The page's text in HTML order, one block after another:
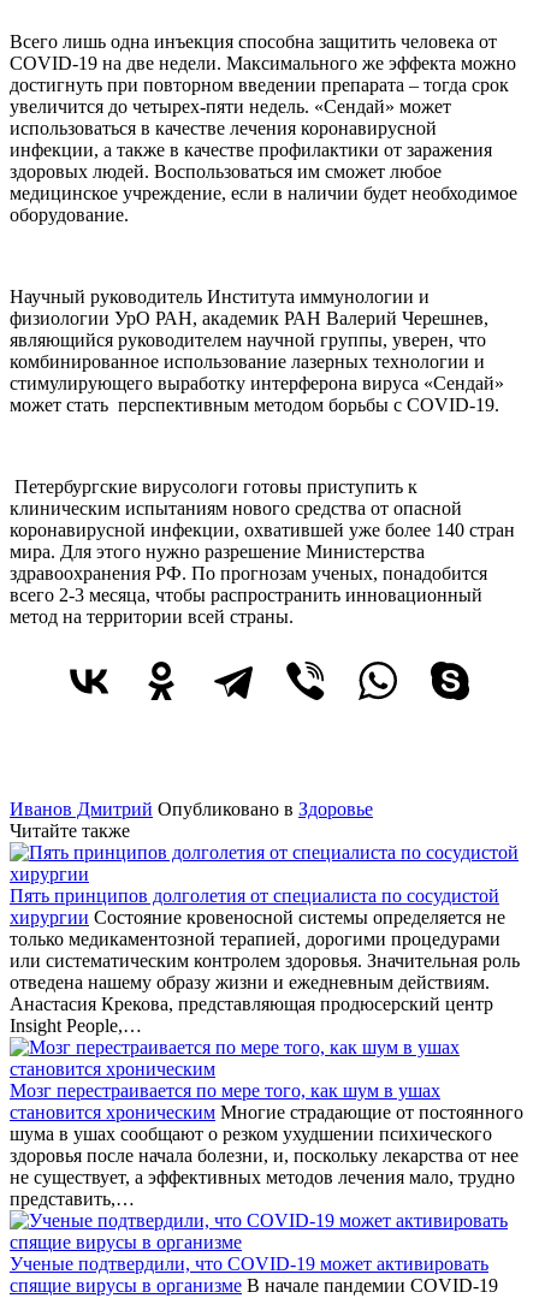
Всего лишь одна инъекция способна защитить человека от
COVID-19 на две недели. Максимального же эффекта можно
достигнуть при повторном введении препарата – тогда срок
увеличится до четырех-пяти недель. «Сендай» может
использоваться в качестве лечения коронавирусной
инфекции, а также в качестве профилактики от заражения
здоровых людей. Воспользоваться им сможет любое
медицинское учреждение, если в наличии будет необходимое
оборудование.
Научный руководитель Института иммунологии и
физиологии УрО РАН, академик РАН Валерий Черешнев,
являющийся руководителем научной группы, уверен, что
комбинированное использование лазерных технологии и
стимулирующего выработку интерферона вируса «Сендай»
может стать перспективным методом борьбы с COVID-19.
Петербургские вирусологи готовы приступить к
клиническим испытаниям нового средства от опасной
коронавирусной инфекции, охватившей уже более 140 стран
мира. Для этого нужно разрешение Министерства
здравоохранения РФ. По прогнозам ученых, понадобится
всего 2-3 месяца, чтобы распространить инновационный
метод на территории всей страны.
Иванов Дмитрий Опубликовано в Здоровье
Читайте также
Пять принципов долголетия от специалиста по сосудистой
хирургии Состояние кровеносной системы определяется не
только медикаментозной терапией, дорогими процедурами
или систематическим контролем здоровья. Значительная роль
отведена нашему образу жизни и ежедневным действиям.
Анастасия Крекова, представляющая продюсерский центр
Insight People,…
Мозг перестраивается по мере того, как шум в ушах
становится хроническим Многие страдающие от постоянного
шума в ушах сообщают о резком ухудшении психического
здоровья после начала болезни, и, поскольку лекарства от нее
не существует, а эффективных методов лечения мало, трудно
представить,…
Ученые подтвердили, что COVID-19 может активировать
спящие вирусы в организме В начале пандемии COVID-19